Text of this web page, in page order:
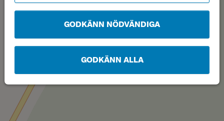
GODKÄNN NÖDVÄNDIGA
GODKÄNN ALLA